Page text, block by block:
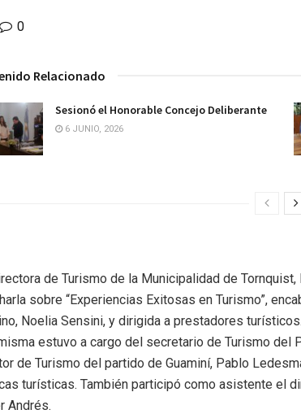
0
Relacionado
Sesionó el Honorable Concejo Deliberante
6 JUNIO, 2026
de Turismo de la Municipalidad de
sobre “Experiencias Exitosas en Turismo”,
Noelia Sensini, y dirigida a prestadores turísticos.
estuvo a cargo del secretario de Turismo del
de Turismo del partido de Guaminí, Pablo
turísticas. También participó como asistente el
Andrés.